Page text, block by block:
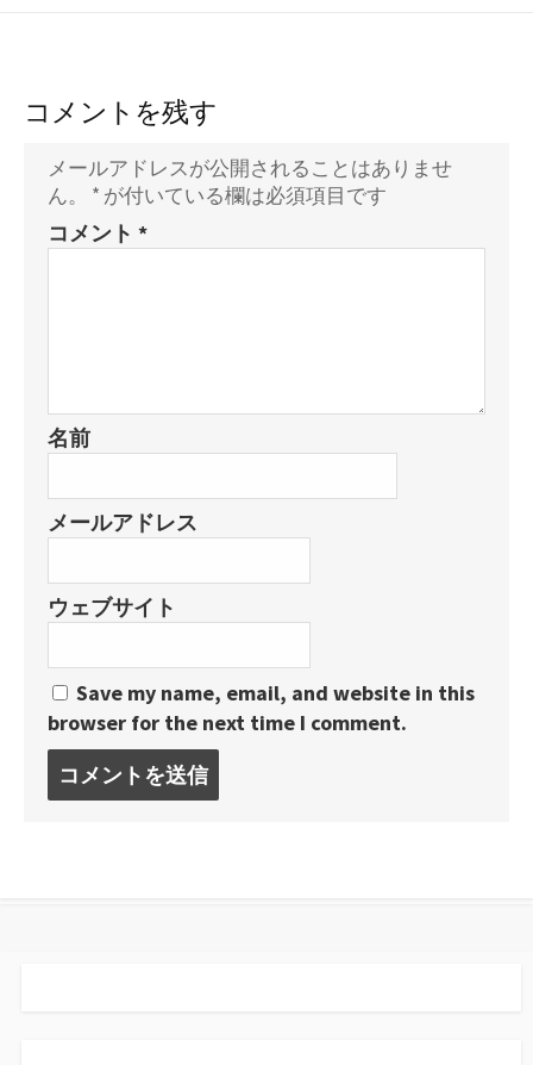
コメントを残す
メールアドレスが公開されることはありませ
ん。
* が付いている欄は必須項目です
コメント *
名前
メールアドレス
ウェブサイト
Save my name, email, and website in this
browser for the next time I comment.
メ